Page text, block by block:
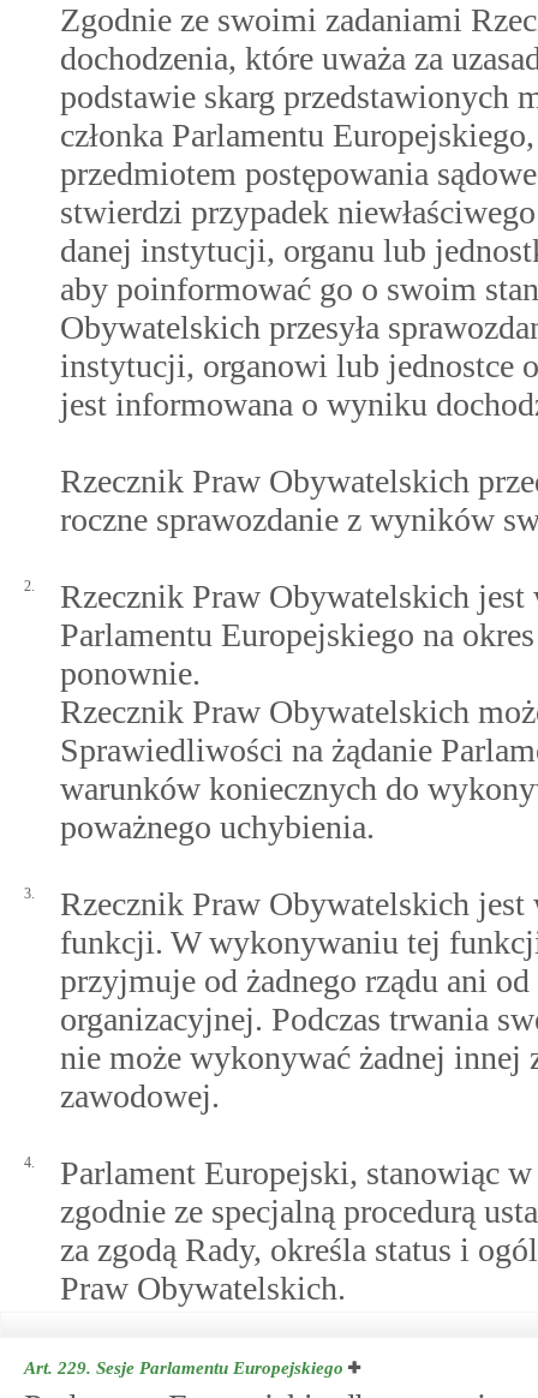
Zgodnie ze swoimi zadaniami
dochodzenia, które uważa za
podstawie skarg przedstawionych
członka Parlamentu
przedmiotem postępowania
stwierdzi przypadek
danej instytucji, organu lub
aby poinformować go o swoim
Obywatelskich przesyła
instytucji, organowi lub jednostce
jest informowana o wyniku
Rzecznik Praw Obywatelskich
roczne sprawozdanie z wyników
2.
Rzecznik Praw Obywatelskich
Parlamentu Europejskiego na
ponownie.
Rzecznik Praw Obywatelskich
Sprawiedliwości na żądanie
warunków koniecznych do
poważnego uchybienia.
3.
Rzecznik Praw Obywatelskich
funkcji. W wykonywaniu tej
przyjmuje od żadnego rządu ani
organizacyjnej. Podczas trwania
nie może wykonywać żadnej innej
zawodowej.
4.
Parlament Europejski, stanowiąc
zgodnie ze specjalną procedurą
za zgodą Rady, określa status i
Praw Obywatelskich.
Art. 229. Sesje Parlamentu Europejskiego